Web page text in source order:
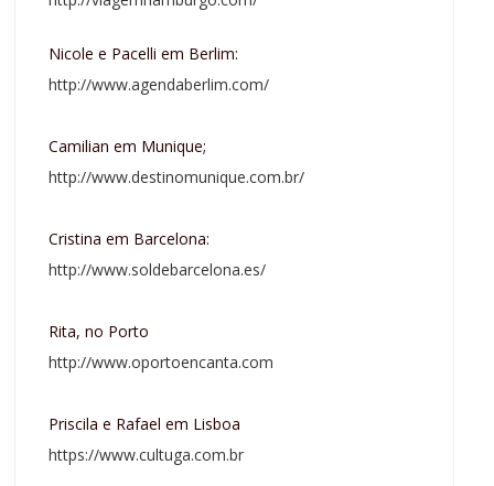
Nicole e Pacelli em Berlim:
http://www.agendaberlim.com/
Camilian em Munique;
http://www.destinomunique.com.br/
Cristina em Barcelona:
http://www.soldebarcelona.es/
Rita, no Porto
http://www.oportoencanta.com
Priscila e Rafael em Lisboa
https://www.cultuga.com.br